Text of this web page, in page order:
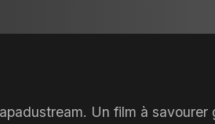
Un film à